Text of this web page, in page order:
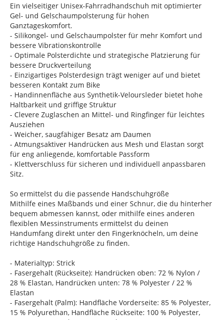
Ein vielseitiger Unisex-Fahrradhandschuh mit optimierter
Gel- und Gelschaumpolsterung für hohen
Ganztageskomfort.
- Silikongel- und Gelschaumpolster für mehr Komfort und
bessere Vibrationskontrolle
- Optimale Polsterdichte und strategische Platzierung für
bessere Druckverteilung
- Einzigartiges Polsterdesign trägt weniger auf und bietet
besseren Kontakt zum Bike
- Handinnenfläche aus Synthetik-Veloursleder bietet hohe
Haltbarkeit und griffige Struktur
- Clevere Zuglaschen an Mittel- und Ringfinger für leichtes
Ausziehen
- Weicher, saugfähiger Besatz am Daumen
- Atmungsaktiver Handrücken aus Mesh und Elastan sorgt
für eng anliegende, komfortable Passform
- Klettverschluss für sicheren und individuell anpassbaren
Sitz.
So ermittelst du die passende Handschuhgröße
Mithilfe eines Maßbands und einer Schnur, die du hinterher
bequem abmessen kannst, oder mithilfe eines anderen
flexiblen Messinstruments ermittelst du deinen
Handumfang direkt unter den Fingerknöcheln, um deine
richtige Handschuhgröße zu finden.
- Materialtyp: Strick
- Fasergehalt (Rückseite): Handrücken oben: 72 % Nylon /
28 % Elastan, Handrücken unten: 78 % Polyester / 22 %
Elastan
- Fasergehalt (Palm): Handfläche Vorderseite: 85 % Polyester,
15 % Polyurethan, Handfläche Rückseite: 100 % Polyester,